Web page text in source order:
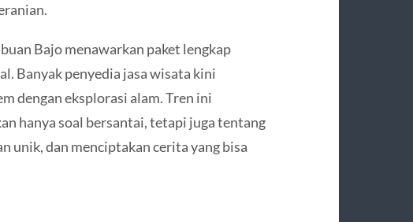
Bajo menawarkan paket lengkap
Banyak penyedia jasa wisata kini
dengan eksplorasi alam. Tren ini
hanya soal bersantai, tetapi juga tentang
unik, dan menciptakan cerita yang bisa